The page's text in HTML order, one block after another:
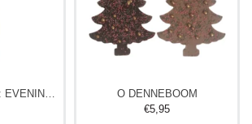
LIMITED BONBON: EVENING MELT
O DENNEBOOM
€5,95